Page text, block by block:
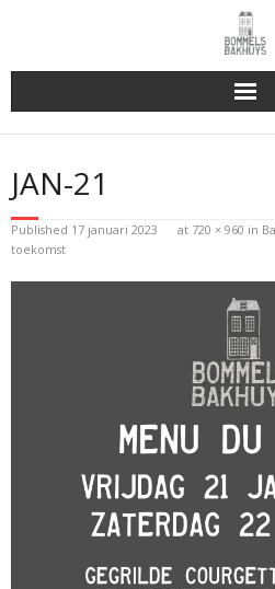
Bakhuys Buiten, verleden heden
Reserveren & Bestellen
Bommels Buiten
JAN-21
Published 17 januari 2023 at 720 × 960 in
toekomst